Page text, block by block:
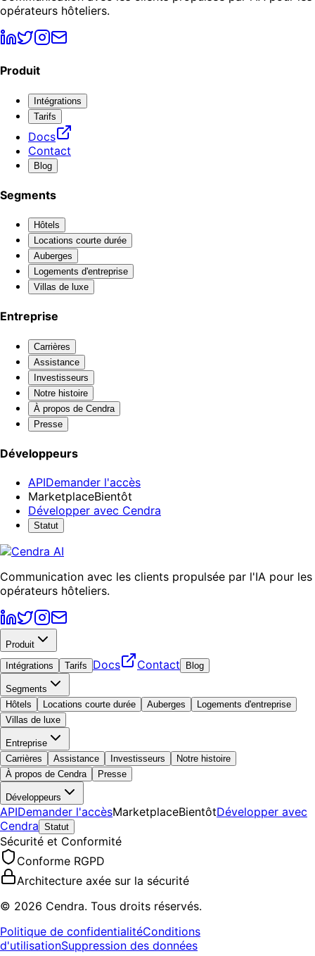
opérateurs hôteliers.
Produit
Intégrations
Tarifs
Docs
Contact
Blog
Segments
Hôtels
Locations courte durée
Auberges
Logements d'entreprise
Villas de luxe
Entreprise
Carrières
Assistance
Investisseurs
Notre histoire
À propos de Cendra
Presse
Développeurs
APIDemander l'accès
MarketplaceBientôt
Développer avec Cendra
Statut
Communication avec les clients propulsée par l'IA pour les
opérateurs hôteliers.
Produit
Intégrations
Tarifs Docs Contact Blog
Segments
Hôtels
Locations courte durée Auberges
Logements d'entreprise
Villas de luxe
Entreprise
Carrières
Assistance Investisseurs
Notre histoire
À propos de Cendra
Presse
Développeurs
APIDemander l'accèsMarketplaceBientôtDévelopper avec
Cendra Statut
Sécurité et Conformité
Conforme RGPD
Architecture axée sur la sécurité
© 2026 Cendra. Tous droits réservés.
Politique de confidentialitéConditions
d'utilisationSuppression des données